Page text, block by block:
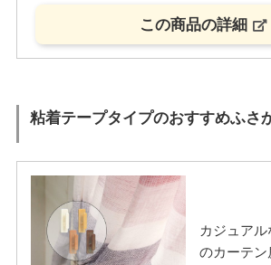
この商品の詳細
粘着テープタイプのおすすめふさ
カジュア
のカーテン